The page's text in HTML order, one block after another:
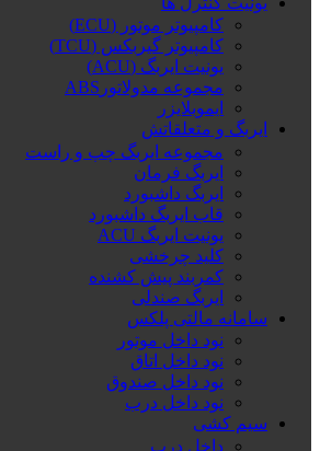
کامپیوتر موتور (ECU)
کامپیوتر گیربکس (TCU)
یونیت ایربگ (ACU)
مجموعه مدولاتورABS
ایموبلایزر
ایربگ و متعلقاتش
مجموعه ایربگ چپ و راست
ایربگ فرمان
ایربگ داشبورد
قاب ایربگ داشبورد
یونیت ایربگ ACU
کلید چرخشی
کمربند پیش کشنده
ایربگ صندلی
سامانه مالتی پلکس
نود داخل موتور
نود داخل اتاق
نود داخل صندوق
نود داخل درب
سیم کشی
داخل درب